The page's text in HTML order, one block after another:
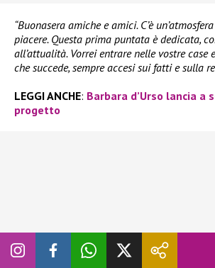
“Buonasera amiche e amici. C’è
piacere. Questa prima puntata è dedicata,
all’attualità. Vorrei entrare nelle vostre case
che succede, sempre accesi sui fatti e sulla
LEGGI ANCHE: Barbara d’Urso lancia a
progetto